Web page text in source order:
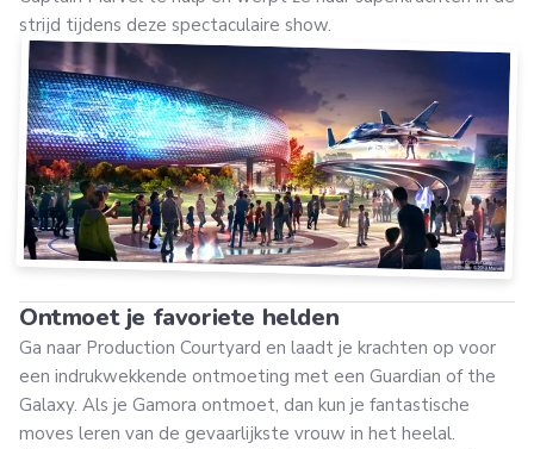
strijd tijdens deze spectaculaire show.
Ontmoet je favoriete helden
Ga naar Production Courtyard en laadt je krachten op voor
een indrukwekkende ontmoeting met een Guardian of the
Galaxy. Als je Gamora ontmoet, dan kun je fantastische
moves leren van de gevaarlijkste vrouw in het heelal.